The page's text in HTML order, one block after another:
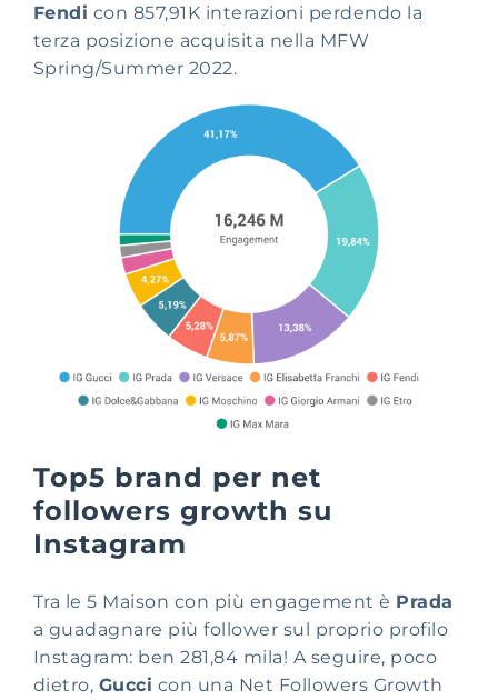
Fendi con 857,91K interazioni perdendo la
terza posizione acquisita nella MFW
Spring/Summer 2022.
Top5 brand per net
followers growth su
Instagram
Tra le 5 Maison con più engagement è Prada
a guadagnare più follower sul proprio profilo
Instagram: ben 281,84 mila! A seguire, poco
dietro, Gucci con una Net Followers Growth